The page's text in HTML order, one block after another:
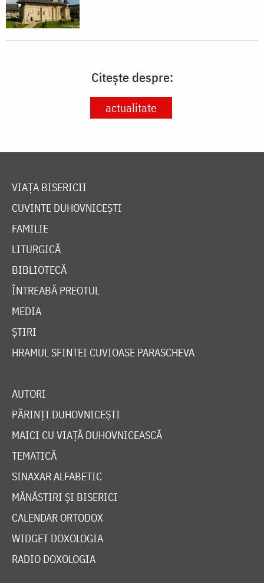
Citește despre:
actualitate
VIAȚA BISERICII
CUVINTE DUHOVNICEȘTI
FAMILIE
LITURGICĂ
BIBLIOTECĂ
ÎNTREABĂ PREOTUL
MEDIA
ȘTIRI
HRAMUL SFINTEI CUVIOASE PARASCHEVA
AUTORI
PĂRINȚI DUHOVNICEȘTI
MAICI CU VIAȚĂ DUHOVNICEASCĂ
TEMATICĂ
SINAXAR ALFABETIC
MĂNĂSTIRI ȘI BISERICI
CALENDAR ORTODOX
WIDGET DOXOLOGIA
RADIO DOXOLOGIA